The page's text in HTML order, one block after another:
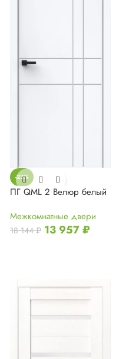
-23%
ПГ QML 2 Велюр белый
Межкомнатные двери
18 144₽ 13 957₽